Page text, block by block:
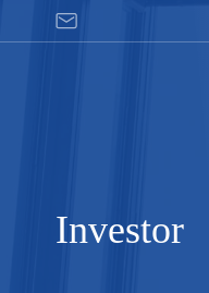
Andere
Ankündigungen
Investor